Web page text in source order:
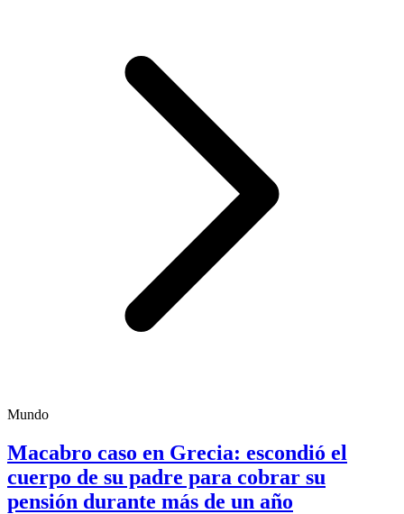
Mundo
Macabro caso en Grecia: escondió el
cuerpo de su padre para cobrar su
pensión durante más de un año